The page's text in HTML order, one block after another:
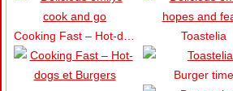
Toastelia
Burger time